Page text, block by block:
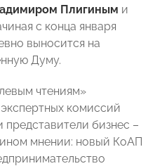
Плигиным и
с конца января
выносится на
Думу.
чтениям»
комиссий
бизнес –
мнении: новый КоАП